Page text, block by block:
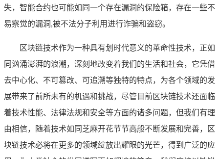
失，智能合约也可能如同一个存在漏洞的保险箱，存在一些不
易察觉的漏洞,被不法分子利用进行诈骗和盗窃。
区块链技术作为一种具有划时代意义的革命性技术，正如
同汹涌澎湃的浪潮，深刻地改变着我们的生活和社会，它凭借
去中心化、不可篡改、可追溯等独特的特点，为各个领域的发
展带来了前所未有的机遇和挑战，尽管目前区块链技术还面临
着技术性能、法律法规和安全等方面的诸多问题，但我们有理
由相信，随着技术如同芝麻开花节节高般不断发展和完善，区
块链技术必将在更多的领域绽放出耀眼的光芒，得到广泛的应